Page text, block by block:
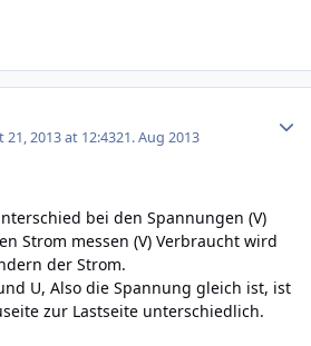
21, 2013 at 12:4321. Aug 2013
bei den Spannungen (V)
Strom messen (V) Verbraucht wird
der Strom.
U, Also die Spannung gleich ist, ist
zur Lastseite unterschiedlich.